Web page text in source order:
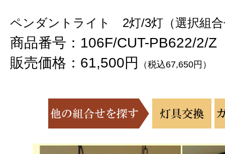
ペンダントライト 2灯/3灯（選択組
商品番号：106F/CUT-PB622/2/Z
販売価格：61,500円
（税込67,650円）